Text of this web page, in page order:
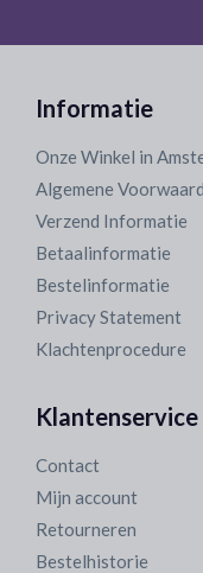
Informatie
Onze Winkel in
Algemene
Verzend Informatie
Betaalinformatie
Bestelinformatie
Privacy Statement
Klachtenprocedure
Klantenservice
Contact
Mijn account
Retourneren
Bestelhistorie